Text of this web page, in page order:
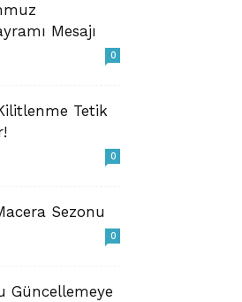
Mesajı
0
Tetik
0
Sezonu
0
Güncellemeye